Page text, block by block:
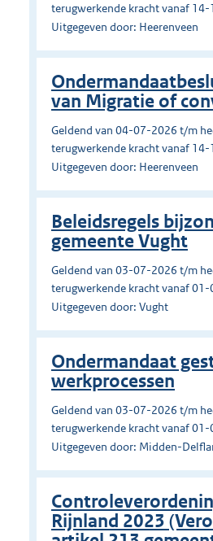
terugwerkende kracht vanaf
Uitgegeven door: Heerenveen
van Migratie of
Geldend van 04-07-2026 t/m
terugwerkende kracht vanaf
Uitgegeven door: Heerenveen
Beleidsregels
gemeente Vught
Geldend van 03-07-2026 t/m
terugwerkende kracht vanaf
Uitgegeven door: Vught
Ondermandaat
werkprocessen
Geldend van 03-07-2026 t/m
terugwerkende kracht vanaf
Uitgegeven door: Midden-
Rijnland 2023